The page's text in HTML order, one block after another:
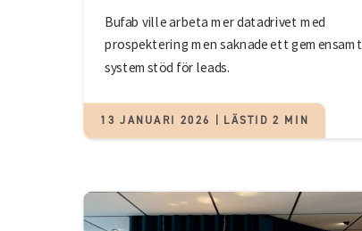
Bufab ville arbeta mer datadrivet med
prospektering men saknade ett gemensamt
systemstöd för leads.
13 JANUARI 2026 | LÄSTID 2 MIN